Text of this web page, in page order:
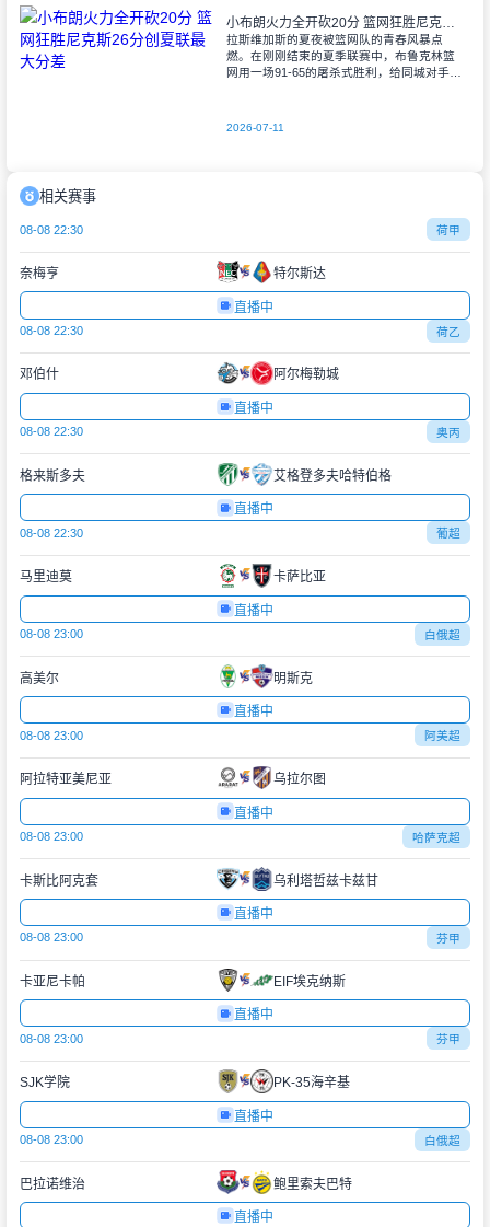
小布朗火力全开砍20分 篮网狂胜尼克斯26分创夏联最大分差
拉斯维加斯的夏夜被篮网队的青春风暴点
燃。在刚刚结束的夏季联赛中，布鲁克林篮
网用一场91-65的屠杀式胜利，给同城对手尼
2026-07-11
相关赛事
08-08 22:30 荷甲
奈梅亨 特尔斯达
直播中
08-08 22:30 荷乙
邓伯什 阿尔梅勒城
直播中
08-08 22:30 奥丙
格来斯多夫 艾格登多夫哈特伯格
直播中
08-08 22:30 葡超
马里迪莫 卡萨比亚
直播中
08-08 23:00 白俄超
高美尔 明斯克
直播中
08-08 23:00 阿美超
阿拉特亚美尼亚 乌拉尔图
直播中
08-08 23:00 哈萨克超
卡斯比阿克套 乌利塔哲兹卡兹甘
直播中
08-08 23:00 芬甲
卡亚尼卡帕 EIF埃克纳斯
直播中
08-08 23:00 芬甲
SJK学院 PK-35海辛基
直播中
08-08 23:00 白俄超
巴拉诺维治 鲍里索夫巴特
直播中